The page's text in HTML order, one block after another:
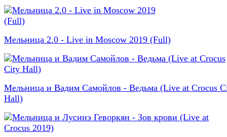
Мельница 2.0 - Live in Moscow 2019 (Full)
Мельница и Вадим Самойлов - Ведьма (Live at Crocus
Hall)